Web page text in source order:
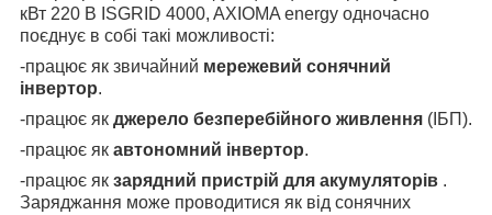
кВт 220 В ISGRID 4000, AXIOMA energy одночасно
поєднує в собі такі можливості:
-працює як звичайний мережевий сонячний
інвертор.
-працює як джерело безперебійного живлення (ІБП).
-працює як автономний інвертор.
-працює як зарядний пристрій для акумуляторів .
Заряджання може проводитися як від сонячних